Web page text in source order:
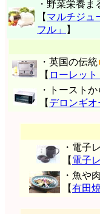
・野菜栄養ま
【 マルチジュ
フル」
】
・英国の伝統
【 ローレッ
・トースト
【 デロンギ
・電子
【 電子
・魚や
【有田